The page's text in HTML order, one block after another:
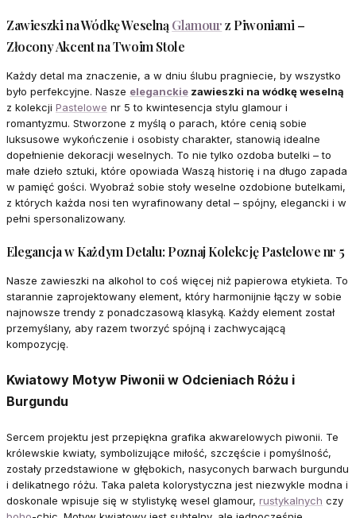
Zawieszki na Wódkę WeselnąGlamourz Piwoniami –
Złocony Akcent na Twoim Stole
Każdy detal ma znaczenie, a w dniu ślubu pragniecie, by wszystko
było perfekcyjne. Nasze eleganckie zawieszki na wódkę weselną
z kolekcji Pastelowe nr 5 to kwintesencja stylu glamour i
romantyzmu. Stworzone z myślą o parach, które cenią sobie
luksusowe wykończenie i osobisty charakter, stanowią idealne
dopełnienie dekoracji weselnych. To nie tylko ozdoba butelki – to
małe dzieło sztuki, które opowiada Waszą historię i na długo zapada
w pamięć gości. Wyobraź sobie stoły weselne ozdobione butelkami,
z których każda nosi ten wyrafinowany detal – spójny, elegancki i w
pełni spersonalizowany.
Elegancja w Każdym Detalu: Poznaj Kolekcję Pastelowe nr 5
Nasze zawieszki na alkohol to coś więcej niż papierowa etykieta. To
starannie zaprojektowany element, który harmonijnie łączy w sobie
najnowsze trendy z ponadczasową klasyką. Każdy element został
przemyślany, aby razem tworzyć spójną i zachwycającą
kompozycję.
Kwiatowy Motyw Piwonii w Odcieniach Różu i
Burgundu
Sercem projektu jest przepiękna grafika akwarelowych piwonii. Te
królewskie kwiaty, symbolizujące miłość, szczęście i pomyślność,
zostały przedstawione w głębokich, nasyconych barwach burgundu
i delikatnego różu. Taka paleta kolorystyczna jest niezwykle modna i
doskonale wpisuje się w stylistykę wesel glamour, rustykalnych czy